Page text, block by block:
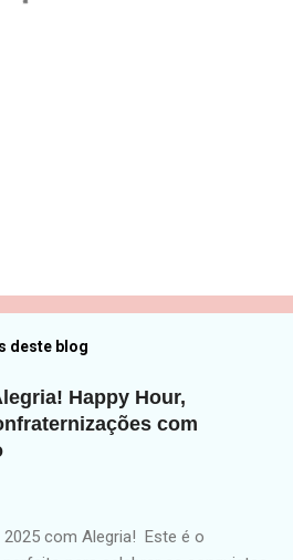
deste blog
Happy Hour,
com
com Alegria! Este é o